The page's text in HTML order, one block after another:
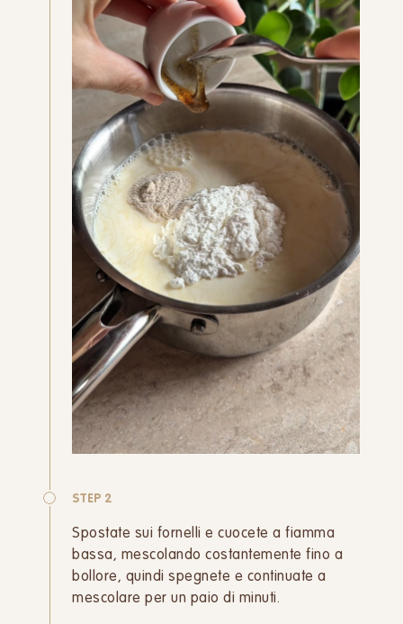
STEP 2
Spostate sui fornelli e cuocete a fiamma
bassa, mescolando costantemente fino a
bollore, quindi spegnete e continuate a
mescolare per un paio di minuti.